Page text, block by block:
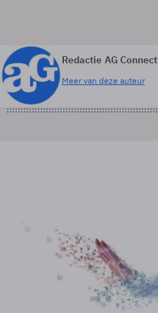
Redactie AG Connect
Meer van deze auteur